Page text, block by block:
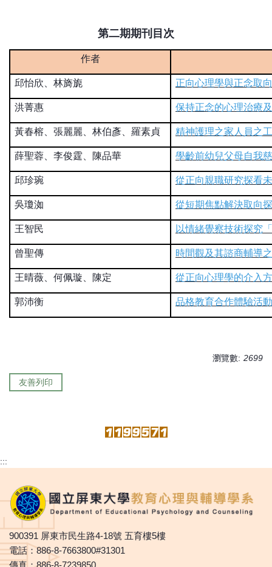
第二期期刊目次
作者
邱怡欣、林旖旎 正向心理學與正念取
洪菁惠 保持正念的心理治療
黃春榕、張麗麗、林伯彥、羅素貞 精神護理之家人員之
薛聖蓉、李俊霆、陳品華 學齡前幼兒父母自我
邱珍琬 從正向親職研究探看
吳瓊洳 從短期焦點解決取向
王智民 以情緒覺察技術探究
曾聖傳 時間觀及其諮商輔導
王晴薇、何佩璇、陳定 從正向心理學的介入
郭沛衡 品格教育合作體驗活
瀏覽數: 2699
友善列印
:::
900391 屏東市民生路4-18號 五育樓5樓
電話：886-8-7663800#31301